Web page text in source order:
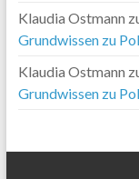
Klaudia Ostmann
Grundwissen zu
Klaudia Ostmann
Grundwissen zu